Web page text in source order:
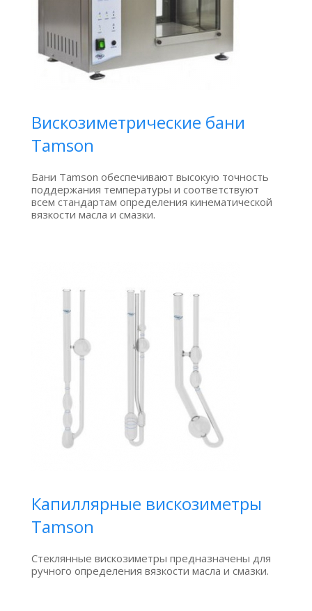
Вискозиметрические бани
Tamson
Бани Tamson обеспечивают высокую точность
поддержания температуры и соответствуют
всем стандартам определения кинематической
вязкости масла и смазки.
Капиллярные вискозиметры
Tamson
Стеклянные вискозиметры предназначены для
ручного определения вязкости масла и смазки.